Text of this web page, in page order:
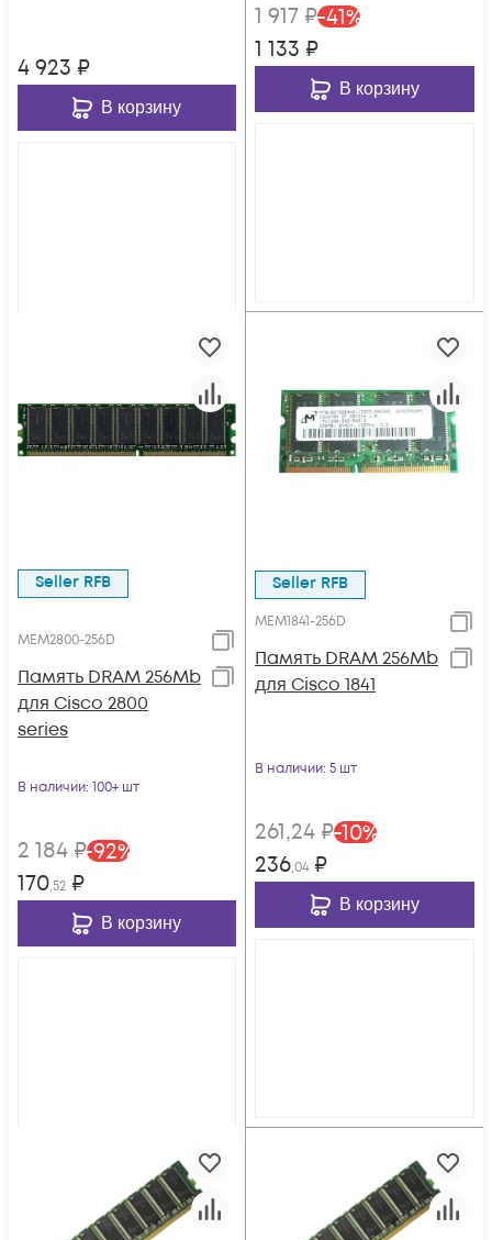
4 923 ₽
В корзину
1 917 ₽-41%
1 133 ₽
В корзину
Seller RFB
MEM2800-256D
Память DRAM 256Mb
для Cisco 2800
series
В наличии: 100+ шт
2 184 ₽-92%
170,52 ₽
В корзину
Seller RFB
MEM1841-256D
Память DRAM 256Mb
для Cisco 1841
В наличии: 5 шт
261,24 ₽-10%
236,04 ₽
В корзину